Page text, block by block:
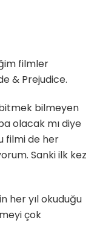
filmler
& Prejudice.
bilmeyen
olacak mı diye
filmi de her
Sanki ilk kez
her yıl okuduğu
çok